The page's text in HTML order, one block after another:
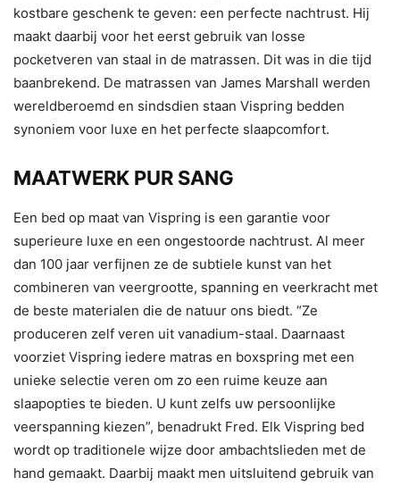
kostbare geschenk te geven: een perfecte nachtrust. Hij
maakt daarbij voor het eerst gebruik van losse
pocketveren van staal in de matrassen. Dit was in die tijd
baanbrekend. De matrassen van James Marshall werden
wereldberoemd en sindsdien staan Vispring bedden
synoniem voor luxe en het perfecte slaapcomfort.
MAATWERK PUR SANG
Een bed op maat van Vispring is een garantie voor
superieure luxe en een ongestoorde nachtrust. Al meer
dan 100 jaar verfijnen ze de subtiele kunst van het
combineren van veergrootte, spanning en veerkracht met
de beste materialen die de natuur ons biedt. “Ze
produceren zelf veren uit vanadium-staal. Daarnaast
voorziet Vispring iedere matras en boxspring met een
unieke selectie veren om zo een ruime keuze aan
slaapopties te bieden. U kunt zelfs uw persoonlijke
veerspanning kiezen”, benadrukt Fred. Elk Vispring bed
wordt op traditionele wijze door ambachtslieden met de
hand gemaakt. Daarbij maakt men uitsluitend gebruik van